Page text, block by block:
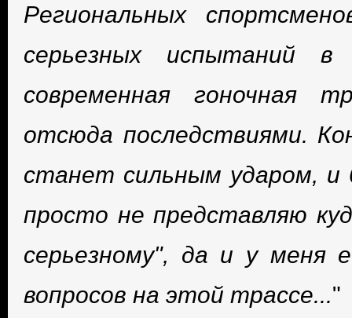
Региональных
серьезных испытаний
современная гоночная
отсюда последствиями.
станет сильным ударом, и
просто не представляю
серьезному", да и у меня
вопросов на этой трассе..."